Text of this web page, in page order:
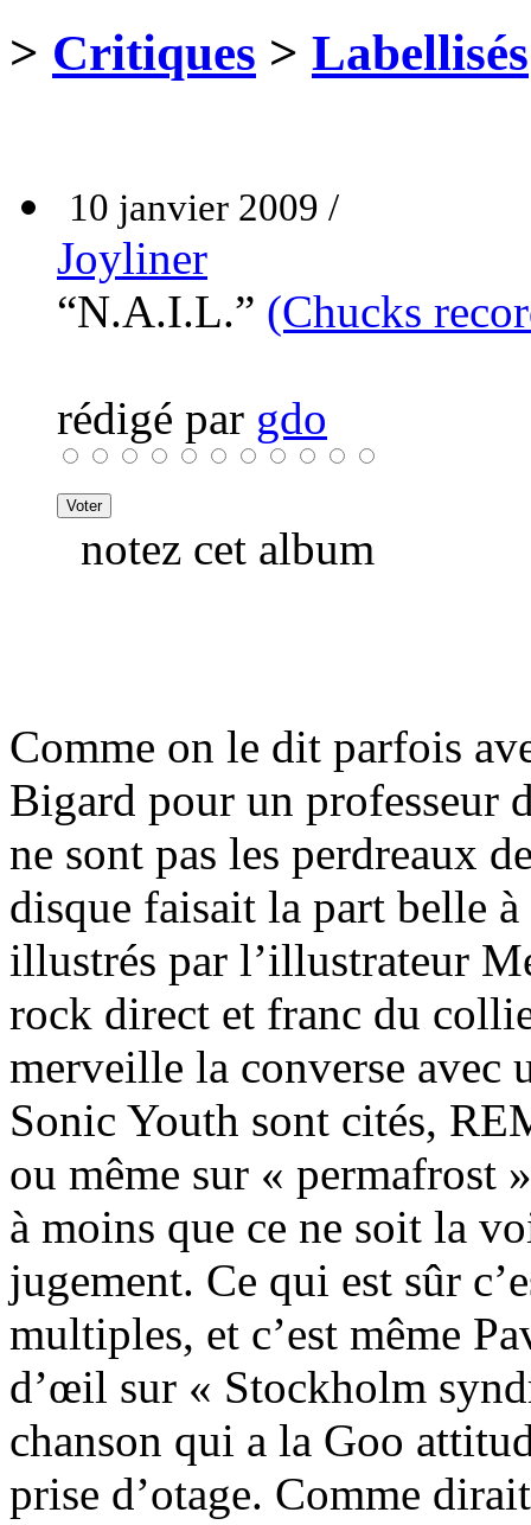
> Critiques > Labellisés
10 janvier 2009 /
Joyliner
“N.A.I.L.” (Chucks
rédigé par gdo
notez cet album
Comme on le dit parfois
Bigard pour un professeur
ne sont pas les perdreaux
disque faisait la part belle
illustrés par l’illustrateur
rock direct et franc du
merveille la converse avec
Sonic Youth sont cités,
ou même sur « permafrost
à moins que ce ne soit la
jugement. Ce qui est sûr
multiples, et c’est même
d’œil sur « Stockholm
chanson qui a la Goo
prise d’otage. Comme